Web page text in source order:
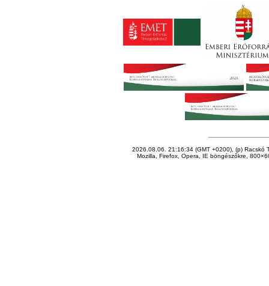
2026.08.06. 21:16:34 (GMT +0200), (p) Racskó
Mozilla, Firefox, Opera, IE böngészőkre,